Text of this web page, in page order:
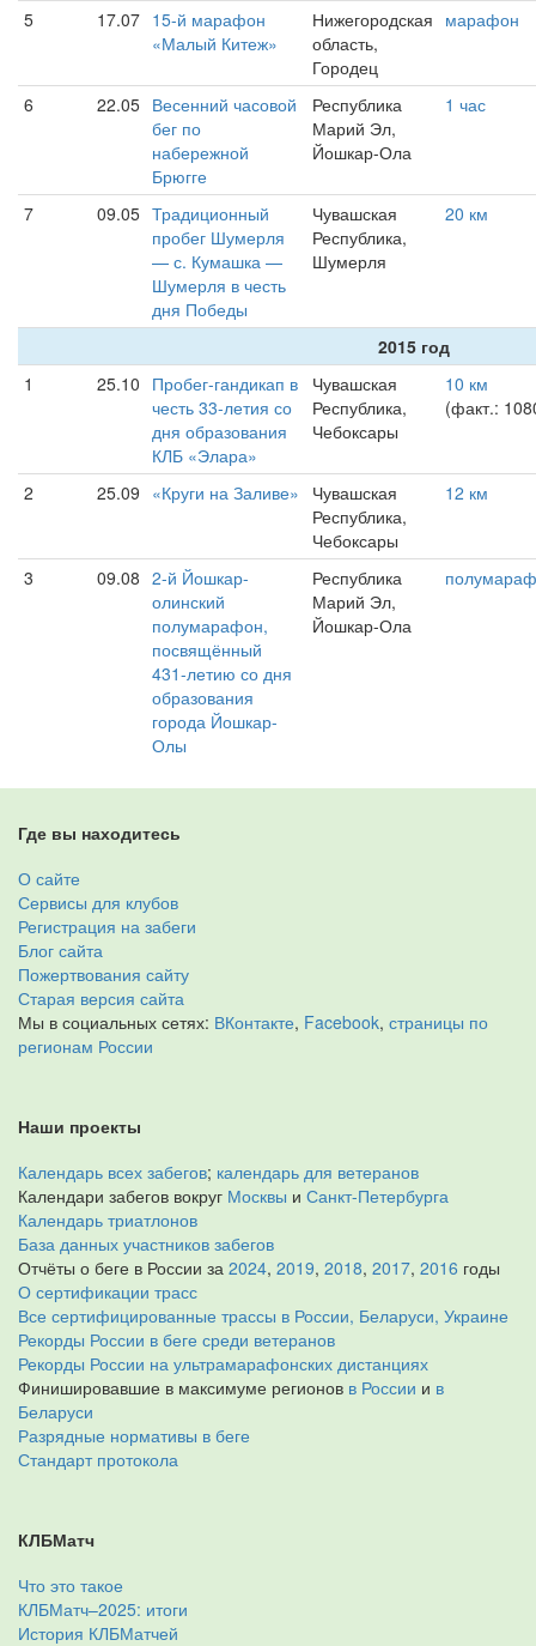
5 17.07 15-й марафон
«Малый Китеж»
Нижегородская
область,
Городец
марафон
6 22.05 Весенний часовой
бег по
набережной
Брюгге
Республика
Марий Эл,
Йошкар-Ола
1 час
7 09.05 Традиционный
пробег Шумерля
— с. Кумашка —
Шумерля в честь
дня Победы
Чувашская
Республика,
Шумерля
20 км
2015 год
1
25.10 Пробег-гандикап в
честь 33-летия со
дня образования
КЛБ «Элара»
Чувашская
Республика,
Чебоксары
10 км
(факт.:
2 25.09 «Круги на Заливе»
Чувашская
Республика,
Чебоксары
12 км
3 09.08 2-й Йошкар-
олинский
полумарафон,
посвящённый
431-летию со дня
образования
города Йошкар-
Олы
Республика
Марий Эл,
Йошкар-Ола
Где вы находитесь
О сайте
Сервисы для клубов
Регистрация на забеги
Блог сайта
Пожертвования сайту
Старая версия сайта
Мы в социальных сетях: ВКонтакте, Facebook, страницы по
регионам России
Наши проекты
Календарь всех забегов; календарь для ветеранов
Календари забегов вокруг Москвы и Санкт-Петербурга
Календарь триатлонов
База данных участников забегов
Отчёты о беге в России за 2024, 2019, 2018, 2017, 2016 годы
О сертификации трасс
Все сертифицированные трассы в России, Беларуси, Украине
Рекорды России в беге среди ветеранов
Рекорды России на ультрамарафонских дистанциях
Финишировавшие в максимуме регионов в России и в
Беларуси
Разрядные нормативы в беге
Стандарт протокола
КЛБМатч
Что это такое
КЛБМатч–2025: итоги
История КЛБМатчей